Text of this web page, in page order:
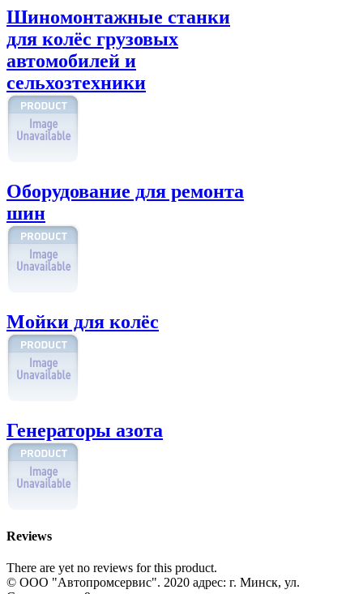
Шиномонтажные станки
для колёс грузовых
автомобилей и
сельхозтехники
Оборудование для ремонта
шин
Мойки для колёс
Генераторы азота
Reviews
There are yet no reviews for this product.
© ООО "Автопромсервис". 2020 адрес: г. Минск, ул.